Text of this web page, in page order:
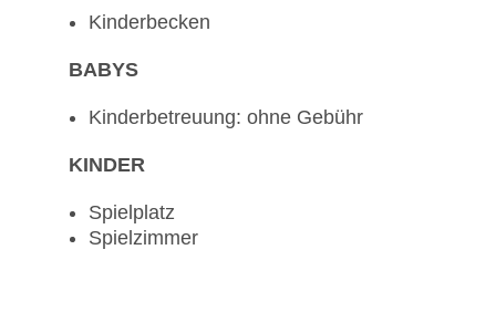
Kinderbecken
BABYS
Kinderbetreuung: ohne Gebühr
KINDER
Spielplatz
Spielzimmer